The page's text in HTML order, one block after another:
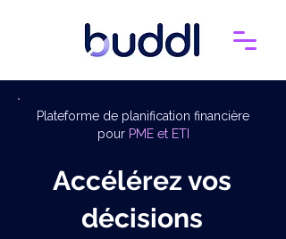
Plateforme de planification financière
pourPME et ETI
Accélérez vos
décisions